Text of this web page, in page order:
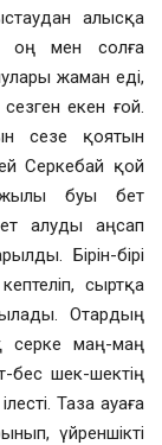
алысқа
оң мен солға
жаман еді,
екен ғой.
сезе қоятын
Серкебай қой
жылы буы бет
алуды аңсап
Бірін-бірі
сыртқа
Отардың
серке маң-маң
бес шек-шектің
Таза ауаға
үйреншікті